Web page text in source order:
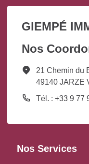
GIEMPÉ
Nos
21 Chemin du
49140 JARZE
Tél. : +33 9 77
Nos Services